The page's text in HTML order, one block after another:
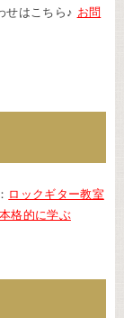
せはこちら♪ お問
ロックギター教室
格的に学ぶ